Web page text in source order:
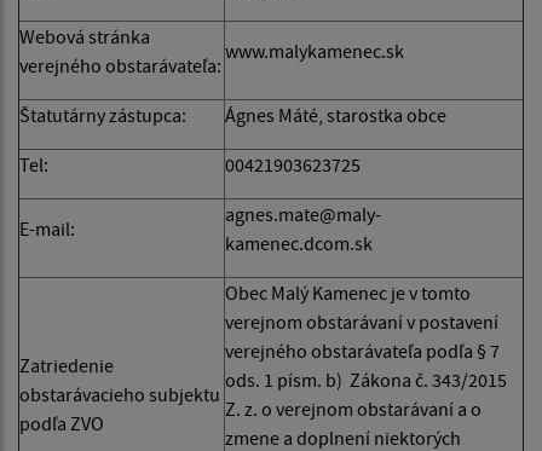
Webová stránka
verejného obstarávateľa:
www.malykamenec.sk
Štatutárny zástupca: Ágnes Máté, starostka obce
Tel: 00421903623725
E-mail:
agnes.mate@maly-
kamenec.dcom.sk
Zatriedenie
obstarávacieho subjektu
podľa ZVO
Obec Malý Kamenec je v tomto
verejnom obstarávaní v postavení
verejného obstarávateľa podľa § 7
ods. 1 písm. b) Zákona č. 343/2015
Z. z. o verejnom obstarávaní a o
zmene a doplnení niektorých